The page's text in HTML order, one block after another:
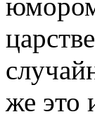
же это